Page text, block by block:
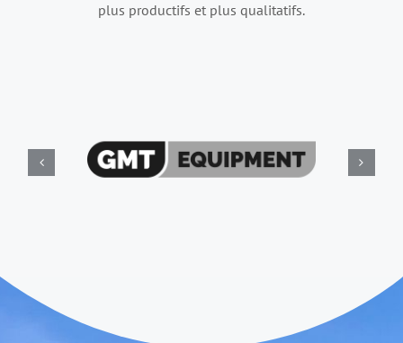
plus productifs et plus qualitatifs.